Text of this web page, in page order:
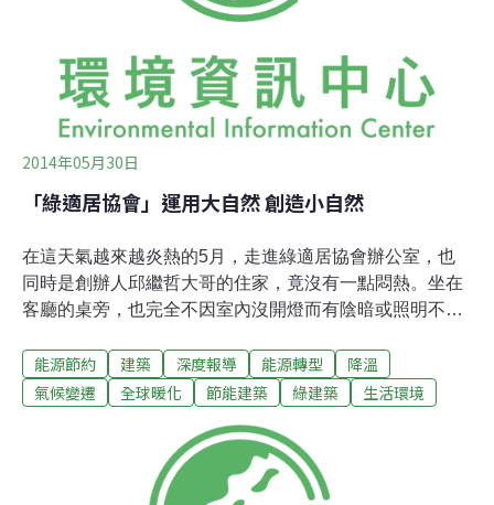
生物多樣性，都可以在減緩、調適氣候變遷上有一定程度
2014年05月30日
「綠適居協會」運用大自然 創造小自然
在這天氣越來越炎熱的5月，走進綠適居協會辦公室，也
同時是創辦人邱繼哲大哥的住家，竟沒有一點悶熱。坐在
客廳的桌旁，也完全不因室內沒開燈而有陰暗或照明不足
如果在室內到處繞繞、仔細瞧瞧，還會發現許多巧妙的小
機關，正透過這個世界的定律：基礎的簡單物理學，引導
內的迷思：室內氣候室內氣候，對於人類一直都是很重要
的問題，但我們常常都將其歸咎於「氣溫」，天氣一冷，
開暖氣、天氣一熱，開冷氣，想著只要氣溫能隨之做調
能源節約 建築 深度報導 能源轉型
降溫
氣候變遷
全球暖化 節能建築 綠建築 生活環境